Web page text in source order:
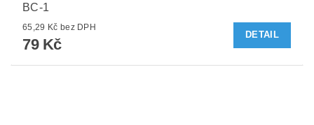
BC-1
65,29 Kč bez DPH
79 Kč
DETAIL